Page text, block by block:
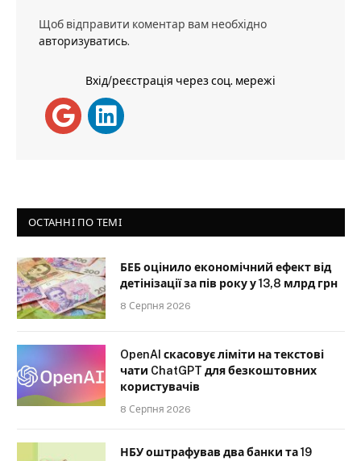
Щоб відправити коментар вам необхідно
авторизуватись.
Вхід/реєстрація через соц. мережі
ОСТАННІ ПО ТЕМІ
БЕБ оцінило економічний ефект від
детінізації за пів року у 13,8 млрд грн
8 Серпня 2026
OpenAI скасовує ліміти на текстові
чати ChatGPT для безкоштовних
користувачів
8 Серпня 2026
НБУ оштрафував два банки та 19